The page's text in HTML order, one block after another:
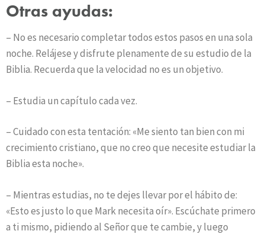
Otras ayudas:
– No es necesario completar todos estos pasos en una sola
noche. Relájese y disfrute plenamente de su estudio de la
Biblia. Recuerda que la velocidad no es un objetivo.
– Estudia un capítulo cada vez.
– Cuidado con esta tentación: «Me siento tan bien con mi
crecimiento cristiano, que no creo que necesite estudiar la
Biblia esta noche».
– Mientras estudias, no te dejes llevar por el hábito de:
«Esto es justo lo que Mark necesita oír». Escúchate primero
a ti mismo, pidiendo al Señor que te cambie, y luego